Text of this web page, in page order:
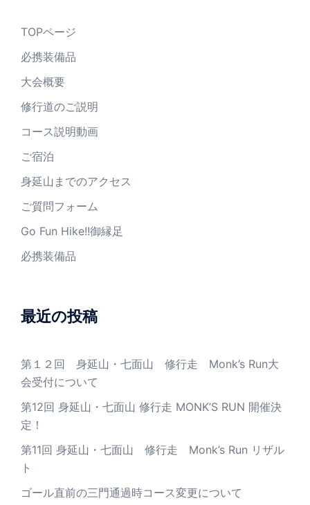
TOPページ
必携装備品
大会概要
修行道のご説明
コース説明動画
ご宿泊
身延山までのアクセス
ご質問フォーム
Go Fun Hike!!御縁足
必携装備品
最近の投稿
第１２回 身延山・七面山 修行走 Monk’s Run大
会受付について
第12回 身延山・七面山 修行走 MONK’S RUN 開催決
定！
第11回 身延山・七面山 修行走 Monk’s Run リザル
ト
ゴール直前の三門通過時コース変更について